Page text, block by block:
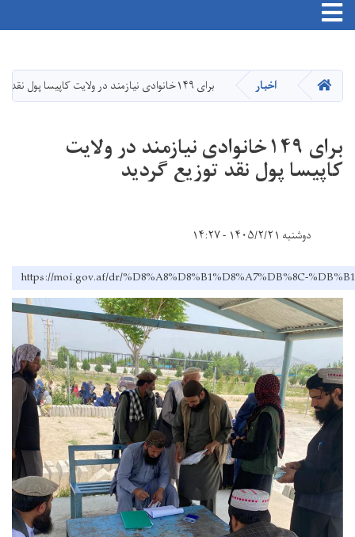
main
content
Toggle navigation
HOME اخبار برای ۱۴۹خانوادی نیازمند در ولایت کاپیسا پول نقد توزیع گردید
برای ۱۴۹خانوادی نیازمند در ولایت
کاپیسا پول نقد توزیع گردید
دوشنبه ۱۴۰۵/۲/۲۱ - ۱۴:۲۷
https://moi.gov.af/dr/%D8%A8%D8%B1%D8%A7%DB%8C-